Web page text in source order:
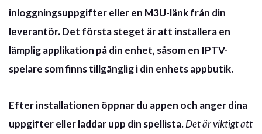
inloggningsuppgifter eller en M3U-länk från din
leverantör. Det första steget är att installera en
lämplig applikation på din enhet, såsom en IPTV-
spelare som finns tillgänglig i din enhets appbutik.
Efter installationen öppnar du appen och anger dina
uppgifter eller laddar upp din spellista.Det är viktigt att